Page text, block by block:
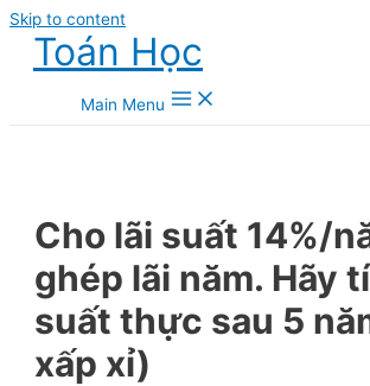
Skip to content
Toán Học
Main Menu
Cho lãi suất 14%/
ghép lãi năm. Hãy
suất thực sau 5
xấp xỉ)